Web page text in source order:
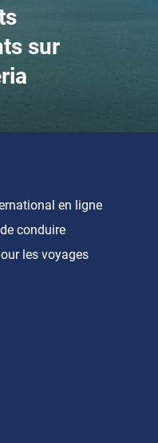
sur
en ligne
conduire
les voyages